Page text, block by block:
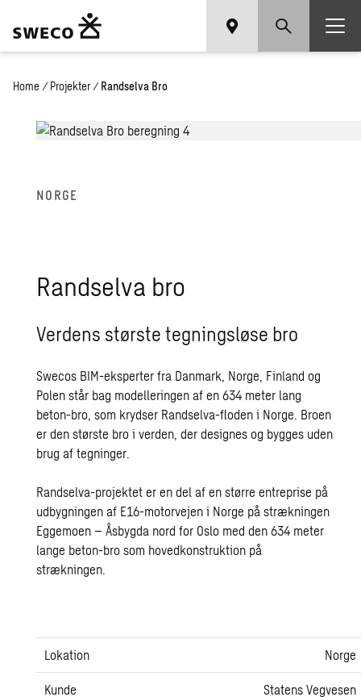
Home / Projekter / Randselva Bro
NORGE
Randselva bro
Verdens største tegningsløse bro
Swecos BIM-eksperter fra Danmark, Norge, Finland og
Polen står bag modelleringen af en 634 meter lang
beton-bro, som krydser Randselva-floden i Norge. Broen
er den største bro i verden, der designes og bygges uden
brug af tegninger.
Randselva-projektet er en del af en større entreprise på
udbygningen af E16-motorvejen i Norge på strækningen
Eggemoen – Åsbygda nord for Oslo med den 634 meter
lange beton-bro som hovedkonstruktion på
strækningen.
Lokation Norge
Kunde Statens Vegvesen